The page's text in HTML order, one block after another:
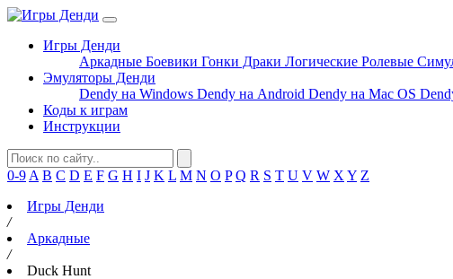
Игры Денди
Аркадные Боевики Гонки Драки Логические Ролевые
Эмуляторы Денди
Dendy на Windows Dendy на Android Dendy на Mac OS
Коды к играм
Инструкции
0-9 A B C D E F G H I J K L M N O P Q R S T U V W X Y Z
Игры Денди
/
Аркадные
/
Duck Hunt